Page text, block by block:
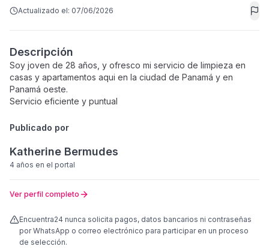
Actualizado el: 07/06/2026
Descripción
Soy joven de 28 años, y ofresco mi servicio de limpieza en
casas y apartamentos aqui en la ciudad de Panamá y en
Panamá oeste.
Servicio eficiente y puntual
Publicado por
Katherine Bermudes
4 años en el portal
Ver perfil completo
Encuentra24 nunca solicita pagos, datos bancarios ni contraseñas
por WhatsApp o correo electrónico para participar en un proceso
de selección.